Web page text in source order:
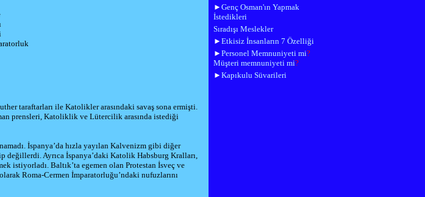
taraftarları ile Katolikler arasındaki savaş sona ermişti.
prensleri, Katoliklik ve Lütercilik arasında istediği
İspanya’da hızla yayılan Kalvenizm gibi diğer
değillerdi. Ayrıca İspanya’daki Katolik Habsburg Kralları,
istiyorladı. Baltık’ta egemen olan Protestan İsveç ve
Roma-Cermen İmparatorluğu’ndaki nufuzlarını
► Genç Osman'ın Yapmak
İstedikleri
Sıradışı Meslekler
► Etkisiz İnsanların 7 Özelliği
► Personel Memnuniyeti mi?
Müşteri memnuniyeti mi?
► Kapıkulu Süvarileri